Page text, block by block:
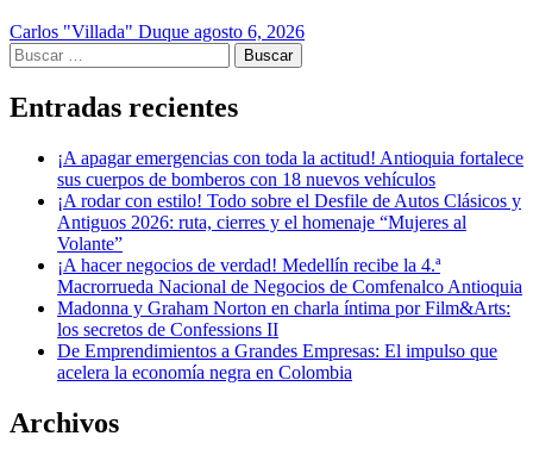
Carlos "Villada" Duque agosto 6, 2026
Buscar:
Entradas recientes
¡A apagar emergencias con toda la actitud! Antioquia fortalece
sus cuerpos de bomberos con 18 nuevos vehículos
¡A rodar con estilo! Todo sobre el Desfile de Autos Clásicos y
Antiguos 2026: ruta, cierres y el homenaje “Mujeres al
Volante”
¡A hacer negocios de verdad! Medellín recibe la 4.ª
Macrorrueda Nacional de Negocios de Comfenalco Antioquia
Madonna y Graham Norton en charla íntima por Film&Arts:
los secretos de Confessions II
De Emprendimientos a Grandes Empresas: El impulso que
acelera la economía negra en Colombia
Archivos